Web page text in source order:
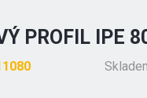
PROFIL IPE